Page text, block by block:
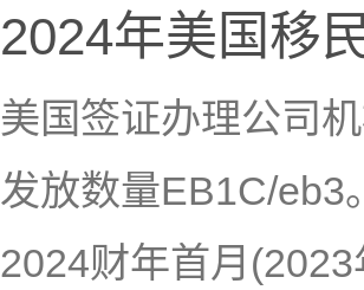
2024年美国移
美国签证办理公司
发放数量EB1C/eb3
2024财年首月